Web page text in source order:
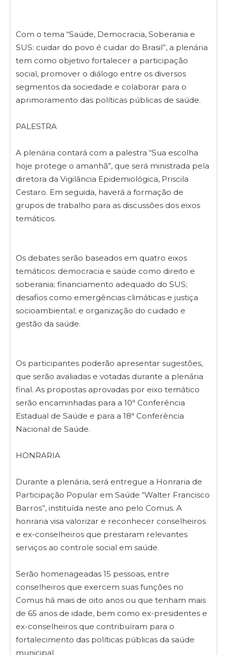
Com o tema “Saúde, Democracia, Soberania e
SUS: cuidar do povo é cuidar do Brasil”, a plenária
tem como objetivo fortalecer a participação
social, promover o diálogo entre os diversos
segmentos da sociedade e colaborar para o
aprimoramento das políticas públicas de saúde.
PALESTRA
A plenária contará com a palestra “Sua escolha
hoje protege o amanhã”, que será ministrada pela
diretora da Vigilância Epidemiológica, Priscila
Cestaro. Em seguida, haverá a formação de
grupos de trabalho para as discussões dos eixos
temáticos.
Os debates serão baseados em quatro eixos
temáticos: democracia e saúde como direito e
soberania; financiamento adequado do SUS;
desafios como emergências climáticas e justiça
socioambiental; e organização do cuidado e
gestão da saúde.
Os participantes poderão apresentar sugestões,
que serão avaliadas e votadas durante a plenária
final. As propostas aprovadas por eixo temático
serão encaminhadas para a 10ª Conferência
Estadual de Saúde e para a 18ª Conferência
Nacional de Saúde.
HONRARIA
Durante a plenária, será entregue a Honraria de
Participação Popular em Saúde “Walter Francisco
Barros”, instituída neste ano pelo Comus. A
honraria visa valorizar e reconhecer conselheiros
e ex-conselheiros que prestaram relevantes
serviços ao controle social em saúde.
Serão homenageadas 15 pessoas, entre
conselheiros que exercem suas funções no
Comus há mais de oito anos ou que tenham mais
de 65 anos de idade, bem como ex-presidentes e
ex-conselheiros que contribuíram para o
fortalecimento das políticas públicas da saúde
municipal.